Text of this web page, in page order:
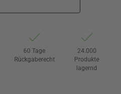
60 Tage
Rückgaberecht
24.000
Produkte
lagernd